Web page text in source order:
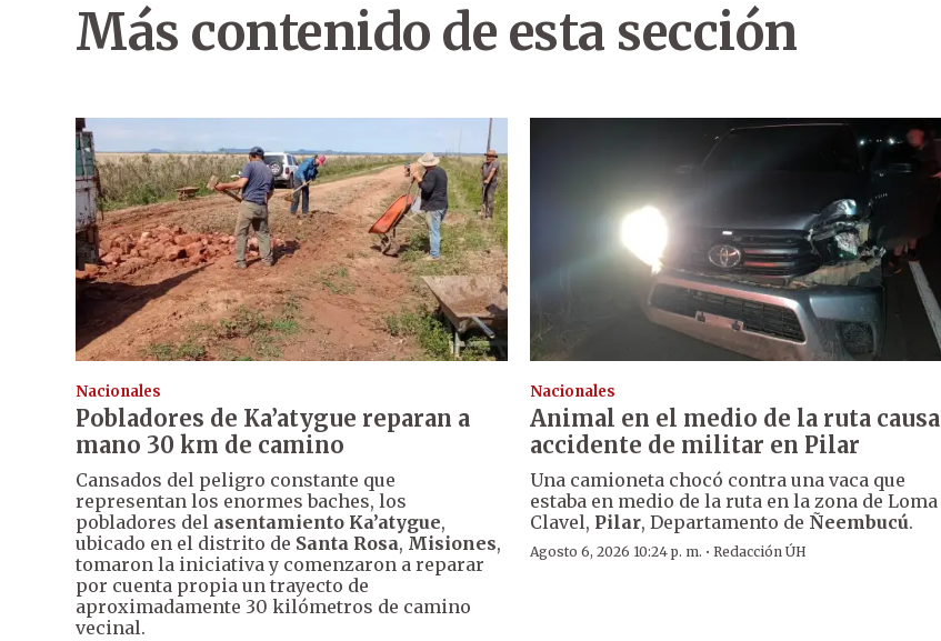
Más contenido de esta sección
Nacionales
Pobladores de Ka’atygue reparan a
mano 30 km de camino
Cansados del peligro constante que
representan los enormes baches, los
pobladores del asentamiento Ka’atygue,
ubicado en el distrito de Santa Rosa, Misiones,
tomaron la iniciativa y comenzaron a reparar
por cuenta propia un trayecto de
aproximadamente 30 kilómetros de camino
vecinal.
Nacionales
Animal en el medio de la ruta causa
accidente de militar en Pilar
Una camioneta chocó contra una vaca que
estaba en medio de la ruta en la zona de Loma
Clavel, Pilar, Departamento de Ñeembucú.
Agosto 6, 2026 10:24 p. m. ·Redacción ÚH